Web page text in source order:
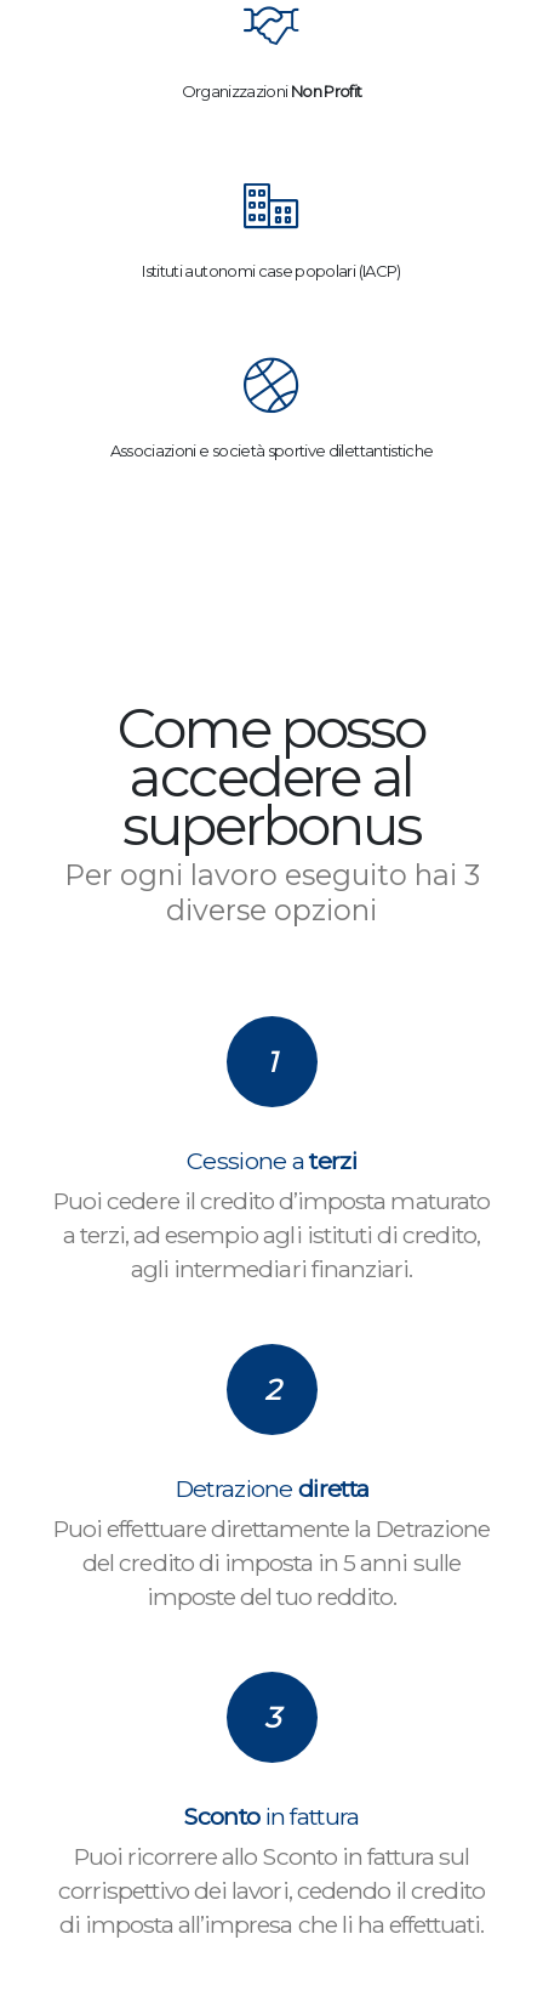
OrganizzazioniNon Profit
Istituti autonomi case popolari (IACP)
Associazioni e società sportive dilettantistiche
Come posso
accedere al
superbonus
Per ogni lavoro eseguito hai 3
diverse opzioni
1
Cessione aterzi
Puoi cedere il credito d’imposta maturato
a terzi, ad esempio agli istituti di credito,
agli intermediari finanziari.
2
Detrazionediretta
Puoi effettuare direttamente la Detrazione
del credito di imposta in 5 anni sulle
imposte del tuo reddito.
3
Scontoin fattura
Puoi ricorrere allo Sconto in fattura sul
corrispettivo dei lavori, cedendo il credito
di imposta all’impresa che li ha effettuati.